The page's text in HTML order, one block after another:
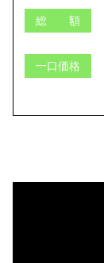
総 額
一口価格